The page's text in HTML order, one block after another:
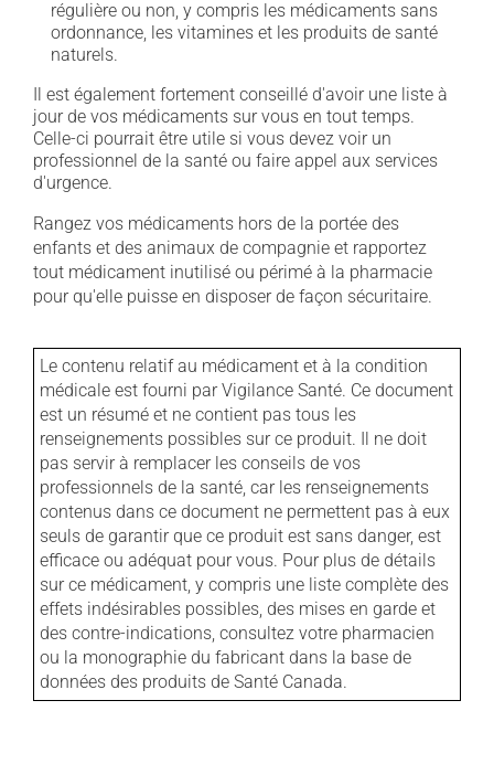
régulière ou non, y compris les médicaments sans
ordonnance, les vitamines et les produits de santé
naturels.
Il est également fortement conseillé d'avoir une liste à
jour de vos médicaments sur vous en tout temps.
Celle-ci pourrait être utile si vous devez voir un
professionnel de la santé ou faire appel aux services
d'urgence.
Rangez vos médicaments hors de la portée des
enfants et des animaux de compagnie et rapportez
tout médicament inutilisé ou périmé à la pharmacie
pour qu'elle puisse en disposer de façon sécuritaire.
Le contenu relatif au médicament et à la condition
médicale est fourni par Vigilance Santé. Ce document
est un résumé et ne contient pas tous les
renseignements possibles sur ce produit. Il ne doit
pas servir à remplacer les conseils de vos
professionnels de la santé, car les renseignements
contenus dans ce document ne permettent pas à eux
seuls de garantir que ce produit est sans danger, est
efficace ou adéquat pour vous. Pour plus de détails
sur ce médicament, y compris une liste complète des
effets indésirables possibles, des mises en garde et
des contre-indications, consultez votre pharmacien
ou la monographie du fabricant dans la base de
données des produits de Santé Canada.